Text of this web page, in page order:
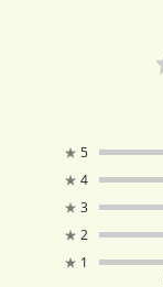
★ 5
★ 4
★ 3
★ 2
★ 1